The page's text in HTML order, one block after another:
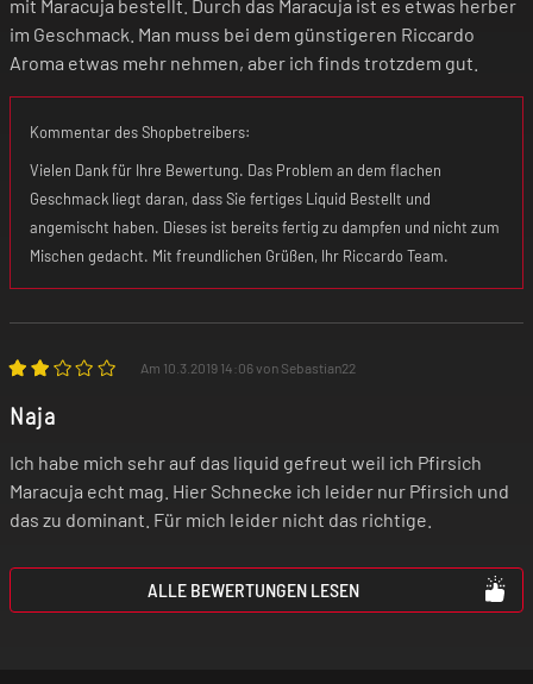
mit Maracuja bestellt. Durch das Maracuja ist es etwas herber
im Geschmack. Man muss bei dem günstigeren Riccardo
Aroma etwas mehr nehmen, aber ich finds trotzdem gut.
Kommentar des Shopbetreibers:
Vielen Dank für Ihre Bewertung. Das Problem an dem flachen
Geschmack liegt daran, dass Sie fertiges Liquid Bestellt und
angemischt haben. Dieses ist bereits fertig zu dampfen und nicht zum
Mischen gedacht. Mit freundlichen Grüßen, Ihr Riccardo Team.
Am 10.3.2019 14:06 von Sebastian22
Naja
Ich habe mich sehr auf das liquid gefreut weil ich Pfirsich
Maracuja echt mag. Hier Schnecke ich leider nur Pfirsich und
das zu dominant. Für mich leider nicht das richtige.
ALLE BEWERTUNGEN LESEN